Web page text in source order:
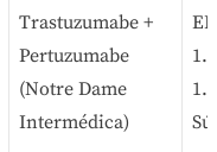
Trastuzumabe +
Pertuzumabe
(Notre Dame
Intermédica)